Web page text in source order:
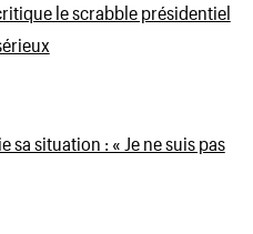
le scrabble présidentiel
sa situation : « Je ne suis pas